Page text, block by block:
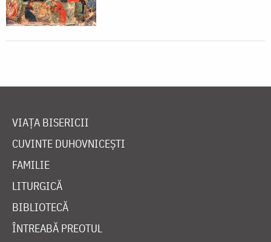
VIAȚA BISERICII
CUVINTE DUHOVNICEȘTI
FAMILIE
LITURGICĂ
BIBLIOTECĂ
ÎNTREABĂ PREOTUL